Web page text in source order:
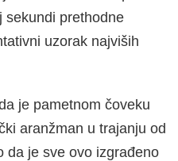
sekundi prethodne
uzorak najviših
je pametnom čo­veku
aranžman u trajanju od
da je sve ovo izgrađeno